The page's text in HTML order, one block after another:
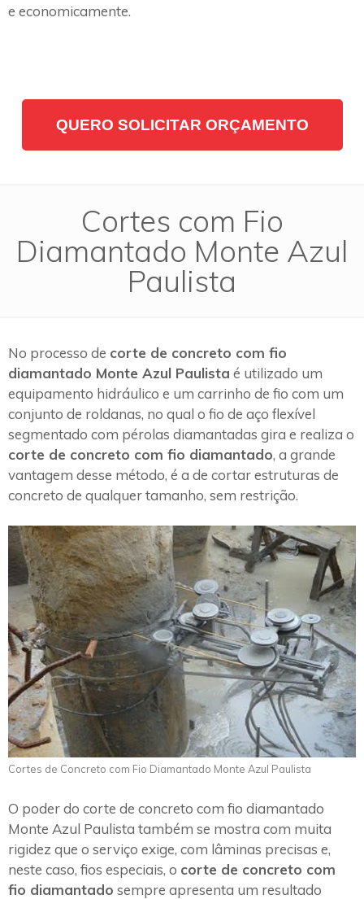
e economicamente.
QUERO SOLICITAR ORÇAMENTO
Cortes com Fio
Diamantado Monte Azul
Paulista
No processo de corte de concreto com fio
diamantado Monte Azul Paulista é utilizado um
equipamento hidráulico e um carrinho de fio com um
conjunto de roldanas, no qual o fio de aço flexível
segmentado com pérolas diamantadas gira e realiza o
corte de concreto com fio diamantado, a grande
vantagem desse método, é a de cortar estruturas de
concreto de qualquer tamanho, sem restrição.
Cortes de Concreto com Fio Diamantado Monte Azul Paulista
O poder do corte de concreto com fio diamantado
Monte Azul Paulista também se mostra com muita
rigidez que o serviço exige, com lâminas precisas e,
neste caso, fios especiais, o corte de concreto com
fio diamantado sempre apresenta um resultado